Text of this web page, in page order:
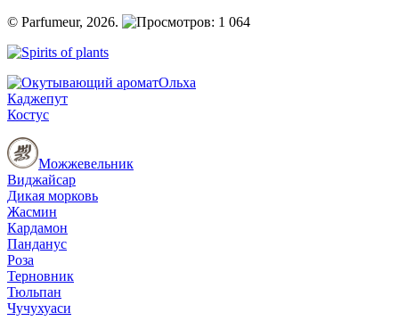
© Parfumeur, 2026.
1 064
Ольха
Каджепут
Костус
Можжевельник
Виджайсар
Дикая морковь
Жасмин
Кардамон
Панданус
Роза
Терновник
Тюльпан
Чучухуаси